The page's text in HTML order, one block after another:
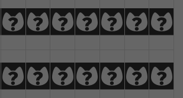
opqrst
yzÄÅÆÇ